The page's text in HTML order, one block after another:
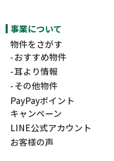
事業について
物件をさがす
おすすめ物件
耳より情報
その他物件
PayPayポイント
キャンペーン
LINE公式アカウント
お客様の声